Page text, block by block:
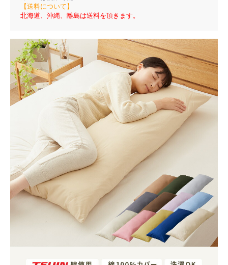
【送料について】
北海道、沖縄、離島は送料を頂きます。